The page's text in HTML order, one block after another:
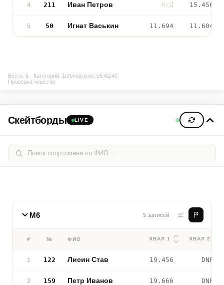
4 211 Иван Петров Н/Д 15.456
5 50 Игнат Васькин 11.694 11.604
Всего: 5 · Категорий: 1Обновлено: 05:42:40
Проверка через 5с
Скейтборды LIVE
М6 5 записей
# № ФИО КВАЛ 1 КВАЛ 2
1 122 Лисин Став 19.456 DNF
2 159 Петр Иванов 19.666 DNF